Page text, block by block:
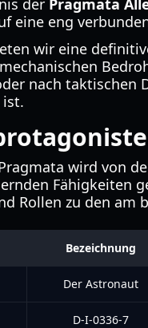
der Pragmata
eine eng
wir eine
nach taktischen
ist.
wird von
Fähigkeiten
Rollen zu den am
Bezeichnung
Der Astronaut
D-I-0336-7